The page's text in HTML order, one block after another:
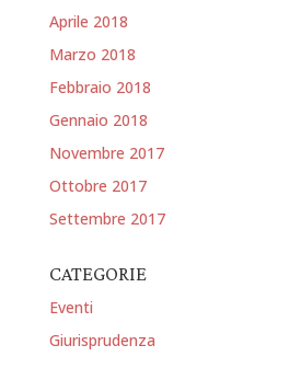
Aprile 2018
Marzo 2018
Febbraio 2018
Gennaio 2018
Novembre 2017
Ottobre 2017
Settembre 2017
CATEGORIE
Eventi
Giurisprudenza